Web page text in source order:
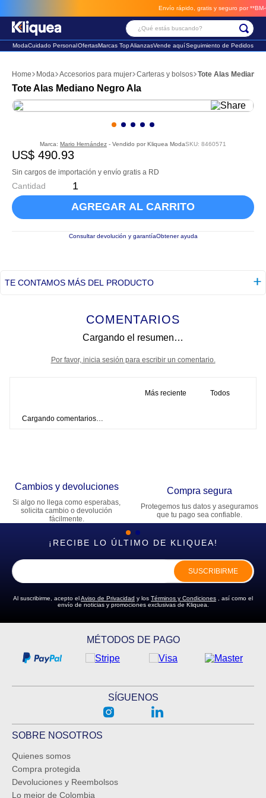
Envío rápido, gratis y seguro por **BM-
¿Qué estás buscando?
ModaCuidado PersonalOfertasMarcas TopAlianzasVende aquíSeguimiento de Pedidos
Moda Accesorios para mujer Carteras y bolsos Tote Alas Mediano
Tote Alas Mediano Negro Ala
Marca: Mario Hernández - Vendido por Kliquea ModaSKU: 8460571
US$ 490.93
Sin cargos de importación y envío gratis a RD
Cantidad
AGREGAR AL CARRITO
Consultar devolución y garantíaObtener ayuda
TE CONTAMOS MÁS DEL PRODUCTO
COMENTARIOS
Cargando el resumen…
Por favor, inicia sesión para escribir un comentario.
Más reciente Todos
Cargando comentarios…
Cambios y devoluciones
Si algo no llega como esperabas,
solicita cambio o devolución
fácilmente.
Compra segura
Protegemos tus datos y aseguramos
que tu pago sea confiable.
¡RECIBE LO ÚLTIMO DE KLIQUEA!
SUSCRIBIRME
Al suscribirme, acepto elAviso de Privacidad y los Términos y Condiciones , así como el
envío de noticias y promociones exclusivas de Kliquea.
MÉTODOS DE PAGO
SÍGUENOS
SOBRE NOSOTROS
Quienes somos
Compra protegida
Devoluciones y Reembolsos
Lo mejor de Colombia
2. sandalia